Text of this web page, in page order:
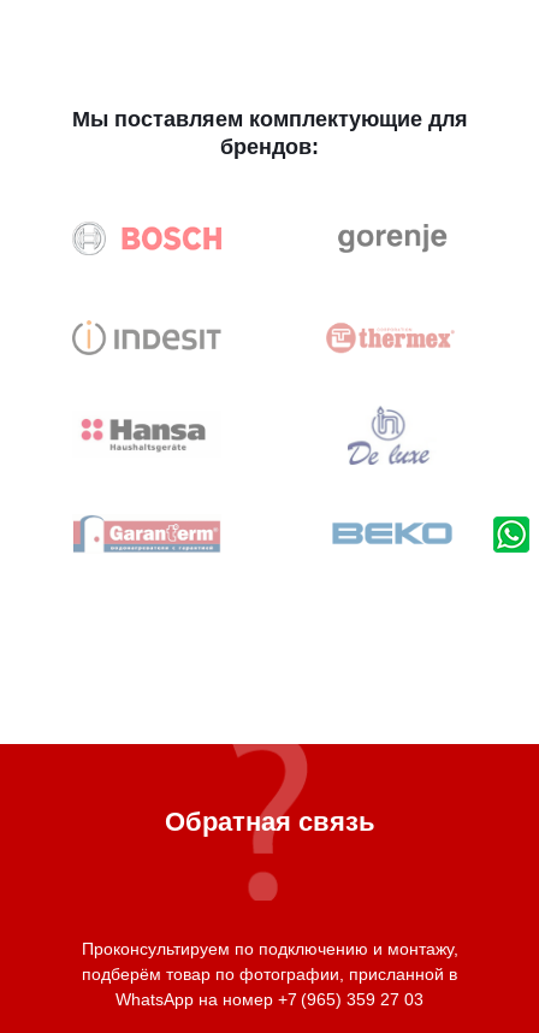
Мы поставляем комплектующие для
брендов:
Обратная связь
Проконсультируем по подключению и монтажу,
подберём товар по фотографии, присланной в
WhatsApp на номер +7 (965) 359 27 03